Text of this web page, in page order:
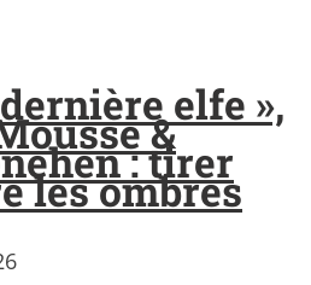
elfe »,
&
: tirer
les ombres